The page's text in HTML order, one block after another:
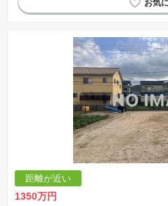
距離が近い
1350万円